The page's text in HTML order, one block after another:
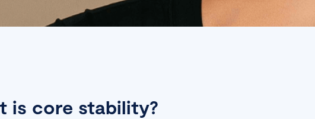
is core stability?